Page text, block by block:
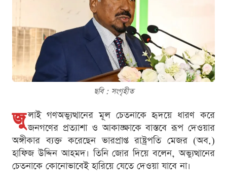
ছবি : সংগৃহীত
জু লাই গণঅভ্যুত্থানের মূল চেতনাকে হৃদয়ে ধারণ করে
জনগণের প্রত্যাশা ও আকাঙ্ক্ষাকে বাস্তবে রূপ দেওয়ার
অঙ্গীকার ব্যক্ত করেছেন ভারপ্রাপ্ত রাষ্ট্রপতি মেজর (অব.)
হাফিজ উদ্দিন আহমদ। তিনি জোর দিয়ে বলেন, অভ্যুত্থানের
চেতনাকে কোনোভাবেই হারিয়ে যেতে দেওয়া যাবে না।